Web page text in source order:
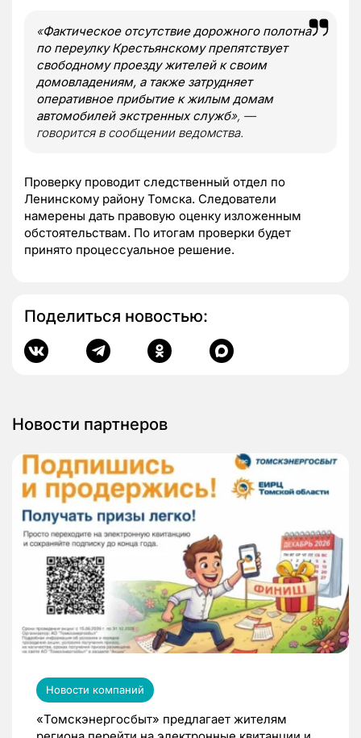
«Фактическое отсутствие дорожного полотна
по переулку Крестьянскому препятствует
свободному проезду жителей к своим
домовладениям, а также затрудняет
оперативное прибытие к жилым домам
автомобилей экстренных служб», —
говорится в сообщении ведомства.
Проверку проводит следственный отдел по
Ленинскому району Томска. Следователи
намерены дать правовую оценку изложенным
обстоятельствам. По итогам проверки будет
принято процессуальное решение.
Поделиться новостью:
Новости партнеров
Новости компаний
«Томскэнергосбыт» предлагает жителям